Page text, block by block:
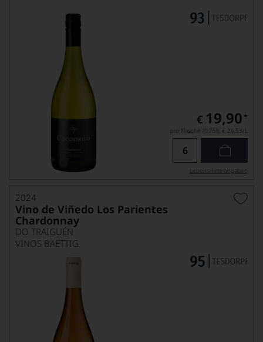
€ 19,90 *
pro Flasche (0.75l), € 26,53/L
Lebensmittel­angaben
2024
Vino de Viñedo Los Parientes
Chardonnay
DO TRAIGUÉN
VINOS BAETTIG